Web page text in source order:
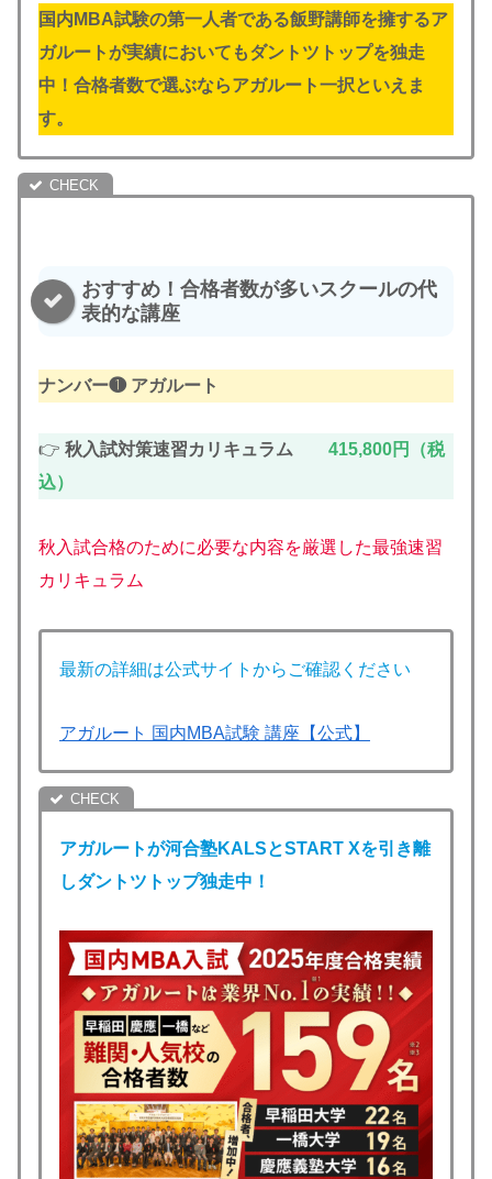
国内MBA試験の第一人者である飯野講師を擁するア
ガルートが実績においてもダントツトップを独走
中！合格者数で選ぶならアガルート一択といえま
す。
おすすめ！合格者数が多いスクールの代
表的な講座
ナンバー❶ アガルート
👉 秋入試対策速習カリキュラム 415,800円（税
込）
秋入試合格のために必要な内容を厳選した最強速習
カリキュラム
最新の詳細は公式サイトからご確認ください
アガルート 国内MBA試験 講座【公式】
アガルートが河合塾KALSとSTART Xを引き離
しダントツトップ独走中！